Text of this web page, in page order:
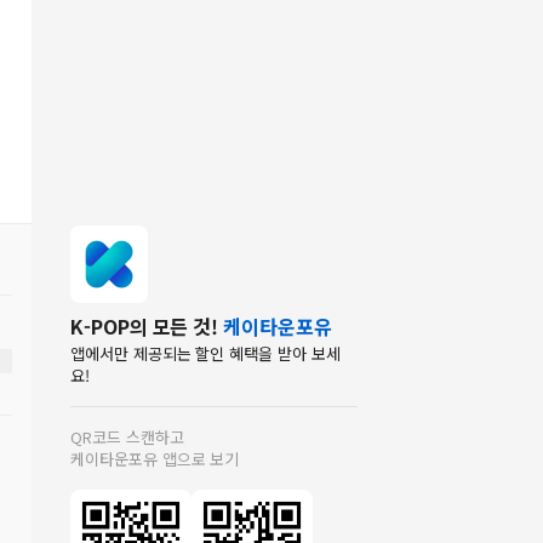
K-POP의 모든 것! 케이타운포유
앱에서만 제공되는 할인 혜택을 받아 보세
요!
QR코드 스캔하고
케이타운포유 앱으로 보기